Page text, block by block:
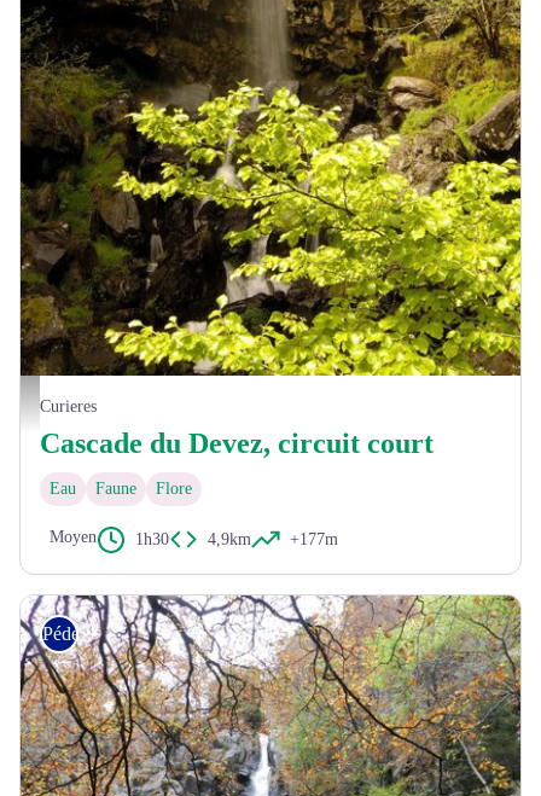
Cascade du Devez - ®A. Méravilles
Curieres
Cascade du Devez, circuit court
Eau Faune Flore
Moyen 1h30 4,9km +177m
Pédestre